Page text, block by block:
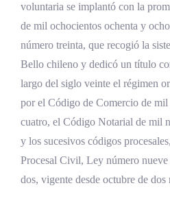
voluntaria se implantó con la
de mil ochocientos ochenta y
número treinta, que recogió la
Bello chileno y dedicó un título
largo del siglo veinte el régimen
por el Código de Comercio de mil
cuatro, el Código Notarial de mil
y los sucesivos códigos
Procesal Civil, Ley número
dos, vigente desde octubre de